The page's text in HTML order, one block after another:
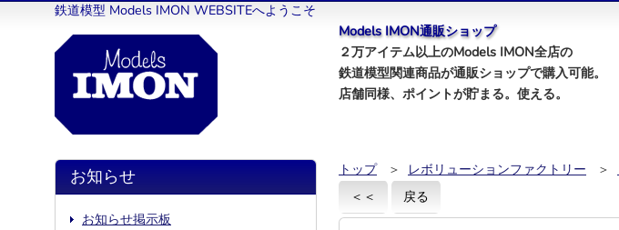
鉄道模型 Models IMON WEBSITEへようこそ
Models IMON通販ショップ
２万アイテム以上のModels IMON全店の
鉄道模型関連商品が通販ショップで購入可能。
店舗同様、ポイントが貯まる。使える。
トップ ＞ レボリューションファクトリー ＞
＜＜
戻る
お知らせ
お知らせ掲示板